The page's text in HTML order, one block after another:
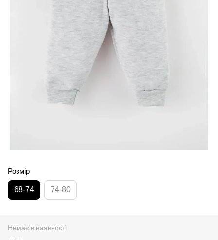
Розмір
68-74 74-80
Немає в наявності